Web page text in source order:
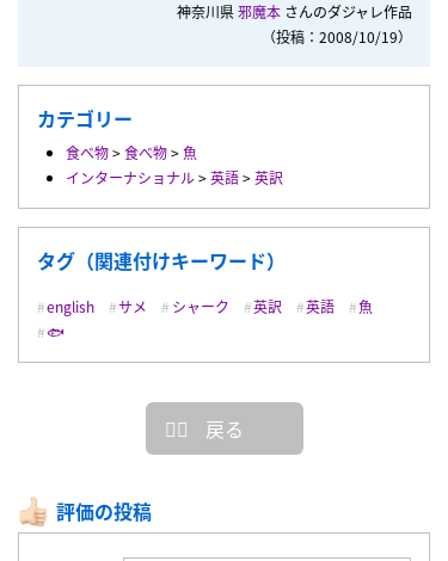
神奈川県邪魔本 さんのダジャレ作品
（投稿：2008/10/19）
カテゴリー
食べ物>食べ物>魚
インターナショナル>英語>英訳
タグ（関連付けキーワード）
english サメ シャーク 英訳 英語
魚
🐟
戻る
評価の投稿